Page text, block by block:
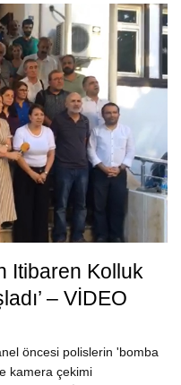
Itibaren Kolluk
– VİDEO
öncesi polislerin 'bomba
kamera çekimi